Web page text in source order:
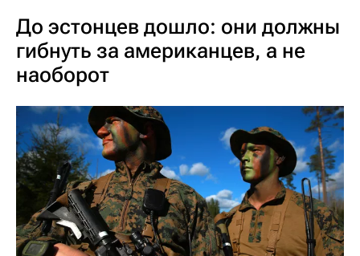
До эстонцев дошло: они должны
гибнуть за американцев, а не
наоборот